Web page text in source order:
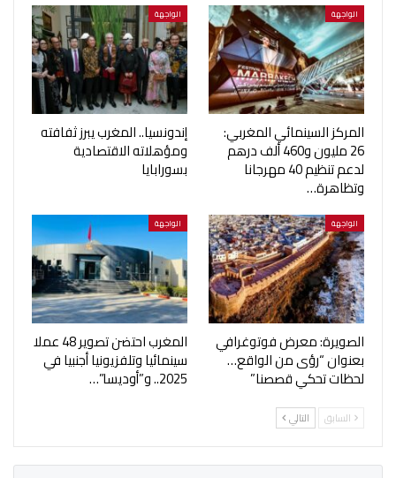
الواجهة
المركز السينمائي المغربي:
26 مليون و460 ألف درهم
لدعم تنظيم 40 مهرجانا
وتظاهرة…
الواجهة
إندونسيا.. المغرب يبرز ثفافته
ومؤهلاته الاقتصادية
بسورابايا
الواجهة
الصويرة: معرض فوتوغرافي
بعنوان “رؤى من الواقع…
لحظات تحكي قصصنا”
الواجهة
المغرب احتضن تصوير 48 عملا
سينمائيا وتلفزيونيا أجنبيا في
2025.. و”أوديسا”…
السابق التالي